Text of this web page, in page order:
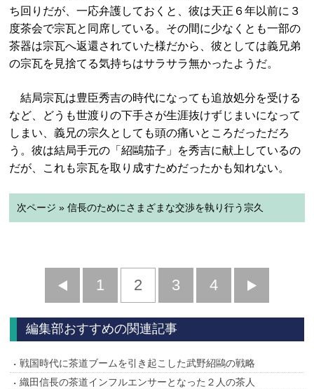
ち回りだが、一応弁護しておくと、彼は天正６年以前に３
度茶会で宗瓦と同席している。その間に少なくとも一部の
茶器は宗瓦へ返還されていた様だから、彼としては義兄弟
の宗瓦を見捨てる気持ちはサラサラ無かったようだ。
結局宗瓦は豊臣秀吉の時代になっても追放処分を受ける
など、どうも世渡りの下手さが生涯抜けずじまいになって
しまい、義兄の宗久としても頭の痛いところだっただろ
う。彼は結局手元の「紹鷗茄子」を秀吉に献上しているの
だが、これも宗瓦を取り成すためだったかも知れない。
次ページ » 信長のためにさまざまな交渉を執り行う宗久
前
へ
1 2 3 4
へ
編集部おすすめの関連記事
戦国時代に茶道ブームを引き起こした武野紹鷗の戦略
織田信長の茶道インフルエンサーとなった２人の茶人